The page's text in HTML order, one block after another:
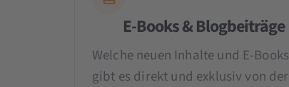
E-Books & Blogbeiträge
Welche neuen Inhalte und E-Books
gibt es direkt und exklusiv von der